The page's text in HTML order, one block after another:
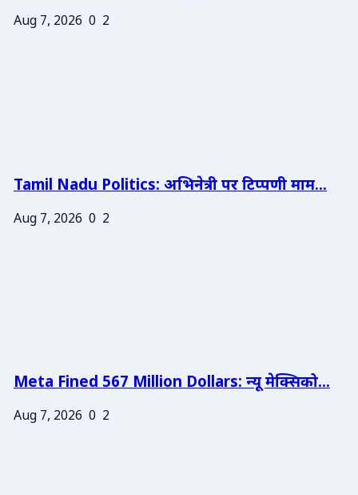
Aug 7, 2026 0 2
Tamil Nadu Politics: अभिनेत्री पर टिप्पणी माम...
Aug 7, 2026 0 2
Meta Fined 567 Million Dollars: न्यू मेक्सिको...
Aug 7, 2026 0 2